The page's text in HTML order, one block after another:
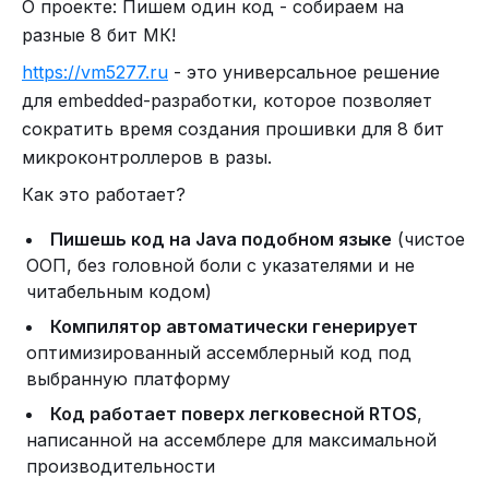
Один из многочисленных примеров на Си (лично я его не
проверял)
идея — уже можно компилировать и смотреть на
результат.
Ознакомиться с полной документацией, чтобы
понять всю концепцию, можно здесь:
https://github.com/w5277c/vm5277/blob/main/instru
ction.pdf
Исходный код на GitHub
https://github.com/w5277c/vm5277
О проекте: Пишем один код - собираем на
разные 8 бит МК!
https://vm5277.ru - это универсальное решение
для embedded-разработки, которое позволяет
сократить время создания прошивки для 8 бит
микроконтроллеров в разы.
Как это работает?
Пишешь код на Java подобном языке (чистое
ООП, без головной боли с указателями и не
читабельным кодом)
Компилятор автоматически генерирует
оптимизированный ассемблерный код под
выбранную платформу
Код работает поверх легковесной RTOS,
написанной на ассемблере для максимальной
производительности